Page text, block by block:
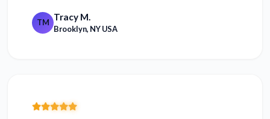
TM Tracy M.
Brooklyn, NY USA